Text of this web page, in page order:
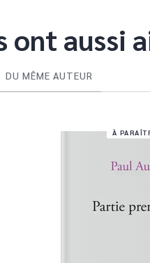
ont aussi
DU MÊME AUTEUR
À